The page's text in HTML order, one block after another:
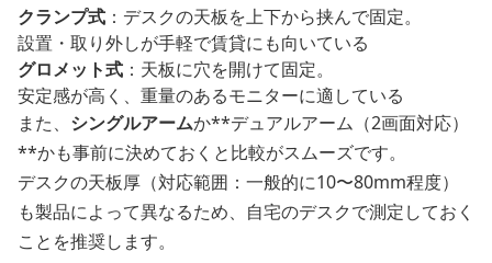
クランプ式 ：デスクの天板を上下から挟んで固定。
設置・取り外しが手軽で賃貸にも向いている
グロメット式 ：天板に穴を開けて固定。
安定感が高く、重量のあるモニターに適している
また、 シングルアームか**デュアルアーム（2画面対応）
**かも事前に決めておくと比較がスムーズです。
デスクの天板厚（対応範囲：一般的に10〜80mm程度）
も製品によって異なるため、自宅のデスクで測定しておく
ことを推奨します。